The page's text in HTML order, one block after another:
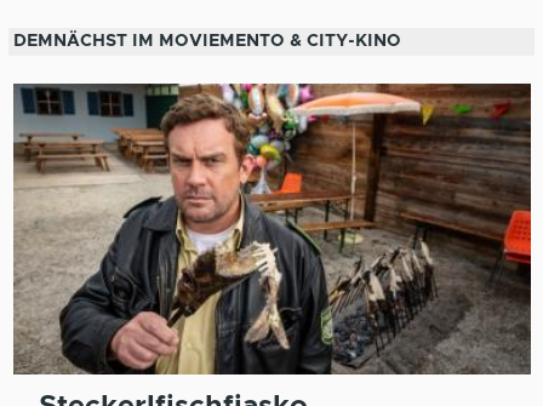
DEMNÄCHST IM MOVIEMENTO & CITY-KINO